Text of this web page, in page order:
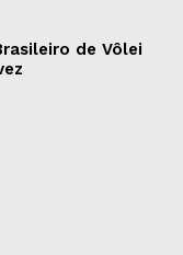
de Vôlei